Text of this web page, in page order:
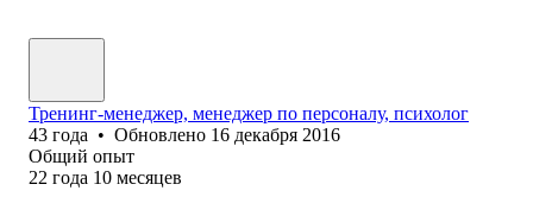
Тренинг-менеджер, менеджер по персоналу, психолог
43 года • Обновлено 16 декабря 2016
Общий опыт
22 года 10 месяцев